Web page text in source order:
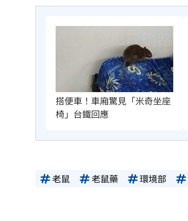
搭便車！車廂驚見「米奇坐座
椅」台鐵回應
老鼠 老鼠藥 環境部